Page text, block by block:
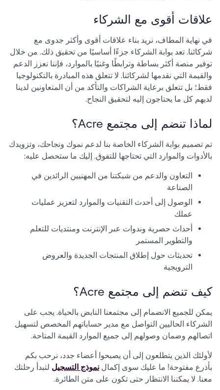
علاقات أقوى مع الشركاء
في نهاية المطاف، نريد بناء علاقات أقوى وأكثر جدوى مع
شركائنا. تعد بوابة الشركاء جزءًا أساسيًا من تحقيق ذلك. من خلال
توفير منصة أكثر بساطة وترابطًا وغنيًا بالموارد، فإننا نعزز الدعم
والقيمة التي نقدمها لشركائنا. لا تتعلق هذه المبادرة بالتكنولوجيا
فقط؛ بل تتعلق برعاية الشراكات والتأكد من أن المتعاونين لدينا
لديهم كل ما يحتاجون إليه لتحقيق النجاح.
لماذا تنضم إلى مجتمع Acre؟
تم تصميم بوابة الشركاء الخاصة بنا لدعم نموك ونجاحك، وتزويدك
بالأدوات والموارد التي تحتاجها للتفوق. إليك ما ستحصل عليه:
التعاون والدعم من شبكتنا من المهنيين الرائدين في
الصناعة
الوصول إلى أحدث التقنيات والموارد لتعزيز عمليات
عملك
أحداث حصرية وندوات عبر الإنترنت ومنتديات للتعلم
والتطوير المستمر
تحديثات حول إطلاق المنتجات الجديدة والعروض
الترويجية
كيف تنضم إلى مجتمع Acre؟
يمكن للجميع الانضمام إلى مجتمعنا النابض بالحياة. يجب على
الشركاء الحاليين التواصل مع مدير حساباتهم المخصص لتسهيل
اتصالهم وضمان وصولهم إلى جميع الموارد القيمة المتاحة.
لأولئك الذين يتطلعون إلى أن يصبحوا أعضاء جدد، نرحب بكم
بأذرع مفتوحة! ما عليك سوى إكمال نموذج التسجيل لتبدأ رحلتك
معنا. لا يمكننا الانتظار حتى تكون على متن الطائرة.